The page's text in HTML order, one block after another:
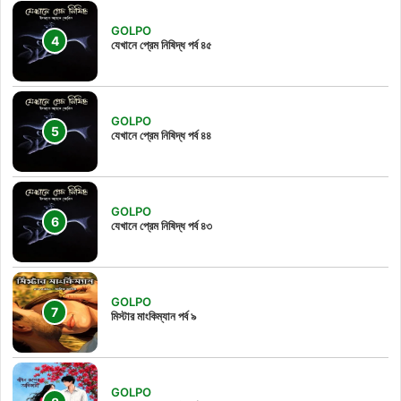
GOLPO
যেখানে প্রেম নিষিদ্ধ পর্ব ৪৫
GOLPO
যেখানে প্রেম নিষিদ্ধ পর্ব ৪৪
GOLPO
যেখানে প্রেম নিষিদ্ধ পর্ব ৪৩
GOLPO
মিস্টার মাংকিম্যান পর্ব ৯
GOLPO